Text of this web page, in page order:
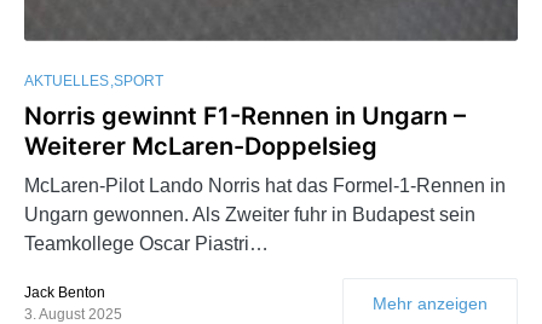
AKTUELLES SPORT
Norris gewinnt F1-Rennen in Ungarn –
Weiterer McLaren-Doppelsieg
McLaren-Pilot Lando Norris hat das Formel-1-Rennen in
Ungarn gewonnen. Als Zweiter fuhr in Budapest sein
Teamkollege Oscar Piastri…
Jack Benton
3. August 2025
Mehr anzeigen